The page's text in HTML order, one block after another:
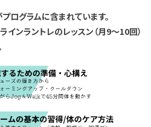
ログラムに含まれています。
インラントレのレッスン（月9～10回）